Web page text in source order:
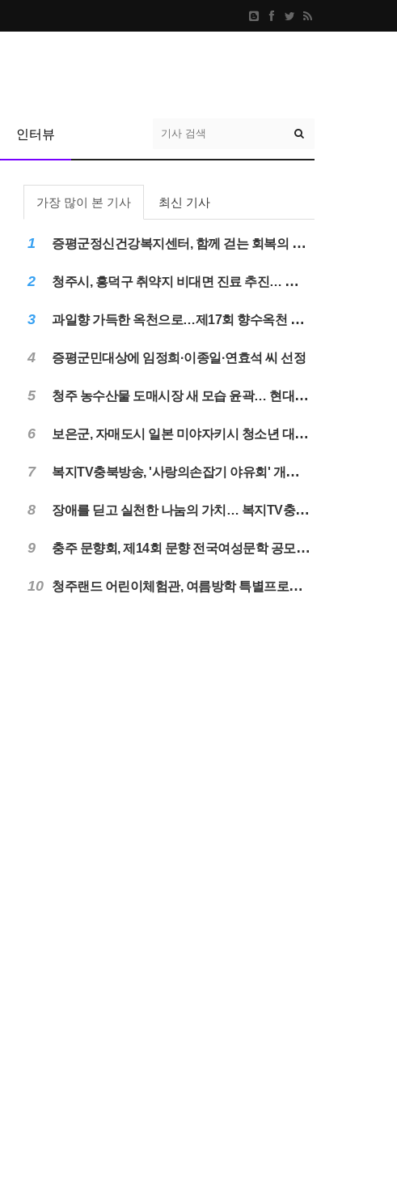
인터뷰
가장 많이 본 기사 최신 기사
1 증평군정신건강복지센터, 함께 걷는 회복의 여정 '다시ON, 여름나들이'
2 청주시, 흥덕구 취약지 비대면 진료 추진… 진료공백 해소
3 과일향 가득한 옥천으로…제17회 향수옥천 포도·복숭아축제 31일 개막
4 증평군민대상에 임정희·이종일·연효석 씨 선정
5 청주 농수산물 도매시장 새 모습 윤곽… 현대화사업 순항
6 보은군, 자매도시 일본 미야자키시 청소년 대표단 맞이
7 복지TV충북방송, '사랑의손잡기 야유회' 개최…나눔과 화합의 시간 마련
8 장애를 딛고 실천한 나눔의 가치… 복지TV충북방송 5년 떡나눔 마무리
9 충주 문향회, 제14회 문향 전국여성문학 공모전 개최
10 청주랜드 어린이체험관, 여름방학 특별프로그램 운영